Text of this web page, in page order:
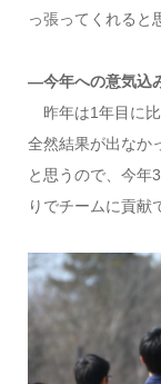
っ張ってくれると
―今年への意気込
昨年は1年目に
全然結果が出なか
と思うので、今年
りでチームに貢献